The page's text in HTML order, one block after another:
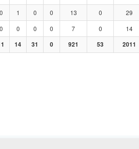
0 1 0 0 13 0 29
0 0 0 0 7 0 14
14 31 0 921 53 2011